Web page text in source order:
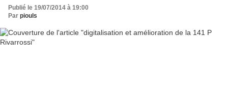
Publié le 19/07/2014 à 19:00
Par piouls